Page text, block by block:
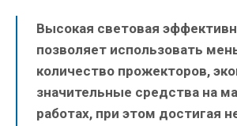
Высокая световая
позволяет использовать
количество прожекторов,
значительные средства на
работах, при этом достигая